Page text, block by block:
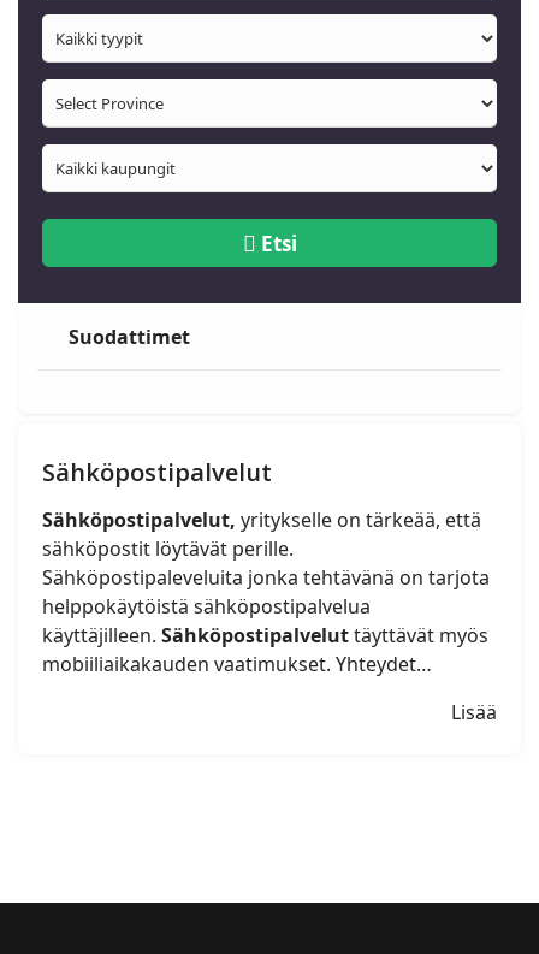
Etsi
Suodattimet
Sähköpostipalvelut
Sähköpostipalvelut, yritykselle on tärkeää, että
sähköpostit löytävät perille.
Sähköpostipaleveluita jonka tehtävänä on tarjota
helppokäytöistä sähköpostipalvelua
käyttäjilleen. Sähköpostipalveluttäyttävät myös
mobiiliaikakauden vaatimukset. Yhteydet…
Lisää